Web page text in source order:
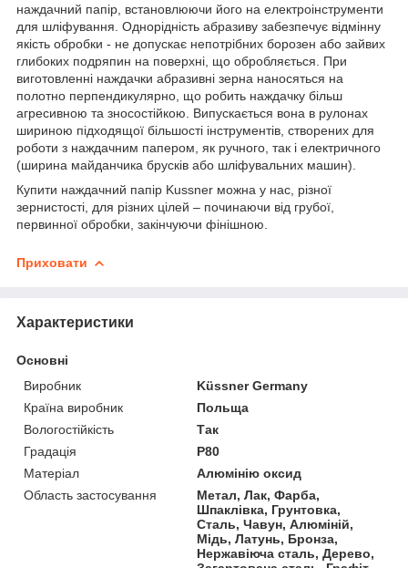
наждачний папір, встановлюючи його на електроінструменти
для шліфування. Однорідність абразиву забезпечує відмінну
якість обробки - не допускає непотрібних борозен або зайвих
глибоких подряпин на поверхні, що обробляється. При
виготовленні наждачки абразивні зерна наносяться на
полотно перпендикулярно, що робить наждачку більш
агресивною та зносостійкою. Випускається вона в рулонах
шириною підходящої більшості інструментів, створених для
роботи з наждачним папером, як ручного, так і електричного
(ширина майданчика брусків або шліфувальних машин).
Купити наждачний папір Kussner можна у нас, різної
зернистості, для різних цілей – починаючи від грубої,
первинної обробки, закінчуючи фінішною.
Приховати
Характеристики
Основні
Виробник
Küssner Germany
Країна виробник
Польща
Вологостійкість
Так
Градація
P80
Матеріал
Алюмінію оксид
Область застосування
Метал, Лак, Фарба,
Шпаклівка, Грунтовка,
Сталь, Чавун, Алюміній,
Мідь, Латунь, Бронза,
Нержавіюча сталь, Дерево,